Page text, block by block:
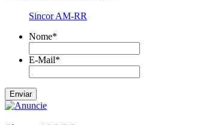
Sincor AM-RR
Nome*
E-Mail*